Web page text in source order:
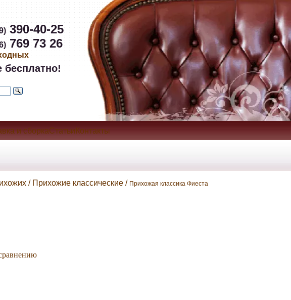
390-40-25
769 73 26
бесплатно!
и сборкаСтатьиКонтакты
/ Прихожие классические / Прихожая классика Фиеста